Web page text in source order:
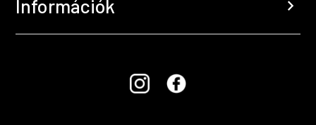
Információk chevron_right